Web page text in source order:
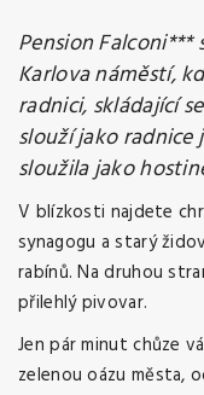
Pension Falconi***
Karlova náměstí,
radnici, skládající
slouží jako radnice
sloužila jako
V blízkosti najdete
synagogu a starý
rabínů. Na druhou
přilehlý pivovar.
Jen pár minut chůze
zelenou oázu města,